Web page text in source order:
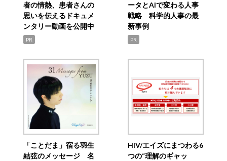
者の情熱、患者さんの
思いを伝えるドキュメ
ンタリー動画を公開中
PR
ータとAIで変わる人事
戦略 科学的人事の最
新事例
PR
「ことだま」宿る羽生
結弦のメッセージ 名
HIV/エイズにまつわる6
つの“理解のギャッ